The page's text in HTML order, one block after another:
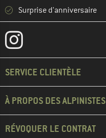
Surprise d'anniversaire
SERVICE CLIENTÈLE
À PROPOS DES ALPINISTES
RÉVOQUER LE CONTRAT